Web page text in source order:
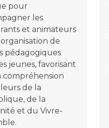
pour
les
et animateurs
de
pédagogiques
jeunes, favorisant
compréhension
de la
de la
et du Vivre-